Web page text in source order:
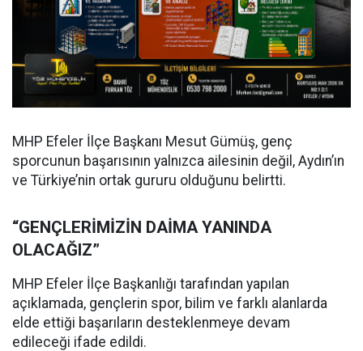
MHP Efeler İlçe Başkanı Mesut Gümüş, genç
sporcunun başarısının yalnızca ailesinin değil, Aydın’ın
ve Türkiye’nin ortak gururu olduğunu belirtti.
“GENÇLERİMİZİN DAİMA YANINDA
OLACAĞIZ”
MHP Efeler İlçe Başkanlığı tarafından yapılan
açıklamada, gençlerin spor, bilim ve farklı alanlarda
elde ettiği başarıların desteklenmeye devam
edileceği ifade edildi.